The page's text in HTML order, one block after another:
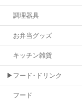
調理器具
お弁当グッズ
キッチン雑貨
▶フード･ドリンク
フード